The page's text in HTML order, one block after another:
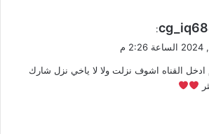
:
القناه اشوف نزلت ولا لا ياخي نزل شارك